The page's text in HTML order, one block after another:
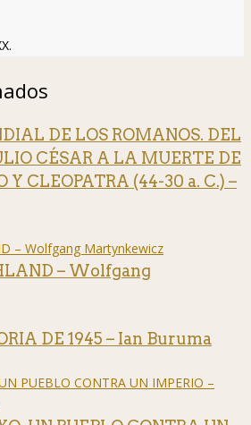
DE LOS ROMANOS. DEL
CÉSAR A LA MUERTE DE
Y CLEOPATRA (44-30 a. C.) –
– Wolfgang
DE 1945 – Ian Buruma